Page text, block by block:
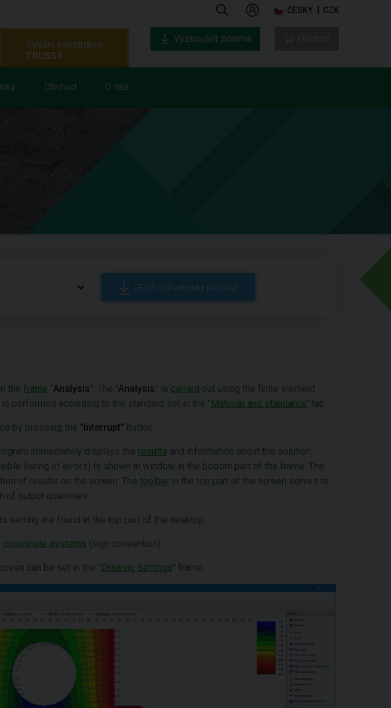
ČESKY CZK
Obchod O nás
Střešní konstrukce
TRUSS4
Vyzkoušet zdarma
GEO5 - Uživatelská příručka
the frame "Analysis". The "Analysis" is carried out using the finite element
performed according to the standard set in the "Material and standards" tab.
by pressing the "Interrupt" button.
immediately displays the results and information about the solution
listing of errors) is shown in window in the bottom part of the frame. The
of results on the screen. The toolbar in the top part of the screen serves to
of output quantities.
setting are found in the top part of the desktop.
coordinate systems (sign convention).
can be set in the "Drawing Settings" frame.